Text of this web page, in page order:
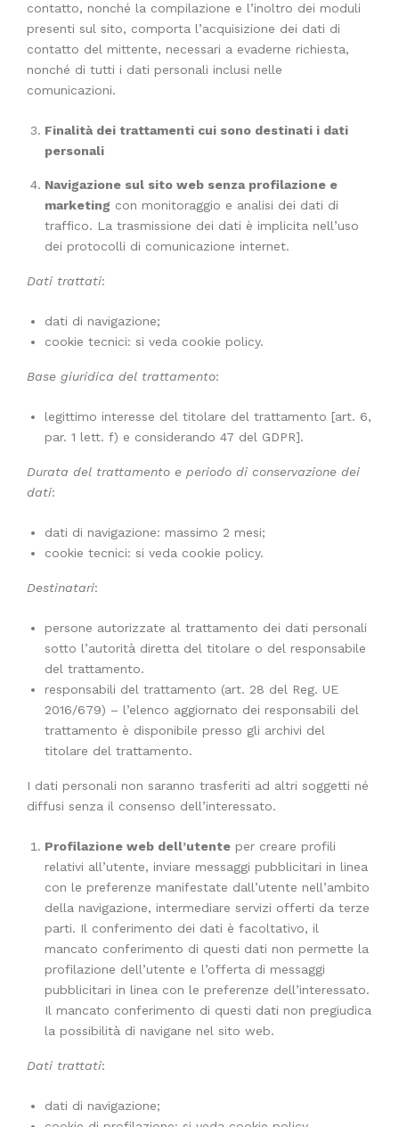
contatto, nonché la compilazione e l’inoltro dei moduli
presenti sul sito, comporta l’acquisizione dei dati di
contatto del mittente, necessari a evaderne richiesta,
nonché di tutti i dati personali inclusi nelle
comunicazioni.
Finalità dei trattamenti cui sono destinati i dati
personali
Navigazione sul sito web senza profilazione e
marketing con monitoraggio e analisi dei dati di
traffico. La trasmissione dei dati è implicita nell’uso
dei protocolli di comunicazione internet.
Dati trattati:
dati di navigazione;
cookie tecnici: si veda cookie policy.
Base giuridica del trattamento:
legittimo interesse del titolare del trattamento [art. 6,
par. 1 lett. f) e considerando 47 del GDPR].
Durata del trattamento e periodo di conservazione dei
dati:
dati di navigazione: massimo 2 mesi;
cookie tecnici: si veda cookie policy.
Destinatari:
persone autorizzate al trattamento dei dati personali
sotto l’autorità diretta del titolare o del responsabile
del trattamento.
responsabili del trattamento (art. 28 del Reg. UE
2016/679) – l’elenco aggiornato dei responsabili del
trattamento è disponibile presso gli archivi del
titolare del trattamento.
I dati personali non saranno trasferiti ad altri soggetti né
diffusi senza il consenso dell’interessato.
Profilazione web dell’utente per creare profili
relativi all’utente, inviare messaggi pubblicitari in linea
con le preferenze manifestate dall’utente nell’ambito
della navigazione, intermediare servizi offerti da terze
parti. Il conferimento dei dati è facoltativo, il
mancato conferimento di questi dati non permette la
profilazione dell’utente e l’offerta di messaggi
pubblicitari in linea con le preferenze dell’interessato.
Il mancato conferimento di questi dati non pregiudica
la possibilità di navigane nel sito web.
Dati trattati:
dati di navigazione;